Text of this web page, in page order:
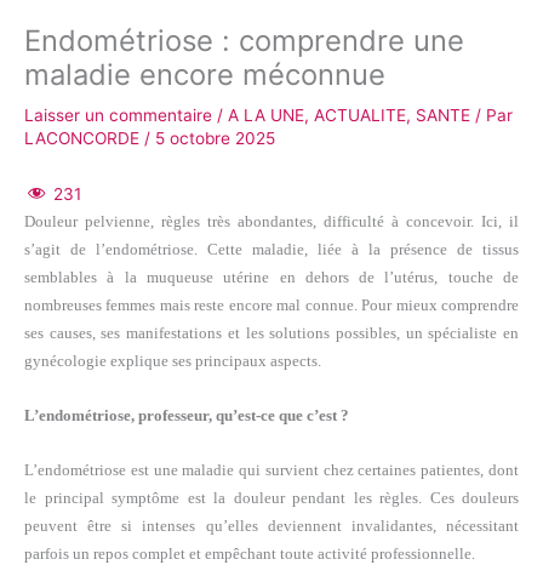
Endométriose : comprendre une
maladie encore méconnue
Laisser un commentaire / A LA UNE, ACTUALITE, SANTE / Par
LACONCORDE / 5 octobre 2025
231
Douleur pelvienne, règles très abondantes, difficulté à concevoir. Ici, il
s’agit de l’endométriose. Cette maladie, liée à la présence de tissus
semblables à la muqueuse utérine en dehors de l’utérus, touche de
nombreuses femmes mais reste encore mal connue. Pour mieux comprendre
ses causes, ses manifestations et les solutions possibles, un spécialiste en
gynécologie explique ses principaux aspects.
L’endométriose, professeur, qu’est-ce que c’est ?
L’endométriose est une maladie qui survient chez certaines patientes, dont
le principal symptôme est la douleur pendant les règles. Ces douleurs
peuvent être si intenses qu’elles deviennent invalidantes, nécessitant
parfois un repos complet et empêchant toute activité professionnelle.